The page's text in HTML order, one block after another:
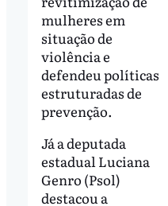
mulheres em
situação de
violência e
defendeu políticas
estruturadas de
prevenção.
Já a deputada
estadual Luciana
Genro (Psol)
destacou a